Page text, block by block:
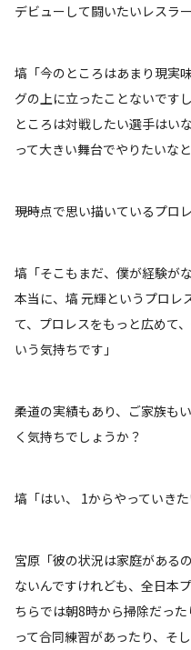
デビューして闘いたいレスラ
塙「今のところはあまり現実
グの上に立ったことないです
ところは対戦したい選手はい
って大きい舞台でやりたいな
――現時点で思い描いているプロ
塙「そこもまだ、僕が経験が
本当に、塙 元輝というプロレ
て、プロレスをもっと広めて
いう気持ちです」
――柔道の実績もあり、ご家族
く気持ちでしょうか？
塙「はい、 1からやっていきた
宮原「彼の状況は家庭がある
ないんですけれども、全日本
ちらでは朝8時から掃除だっ
って合同練習があったり、そ